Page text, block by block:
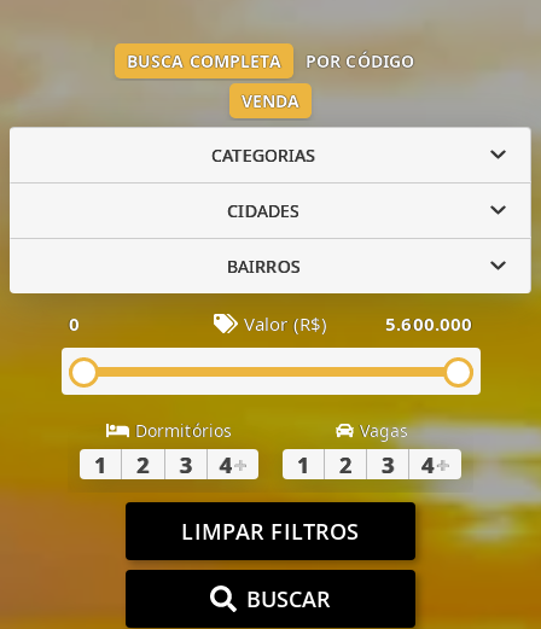
VENDA
BUSCA COMPLETA POR CÓDIGO
CATEGORIAS
CIDADES
BAIRROS
0 Valor (R$) 5.600.000
Dormitórios
1 2 3 4+
Vagas
1 2 3 4+
LIMPAR FILTROS
BUSCAR